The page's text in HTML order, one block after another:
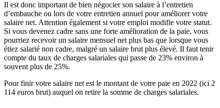
Il est donc important de bien négocier son salaire à l’entretien
d’embauche ou lors de votre entretien annuel pour améliorer votre
salaire net. Attention également si votre emploi modifie votre statut.
Si vous devenez cadre sans une forte amélioration de la paie, vous
pourriez recevoir un salaire mensuel net plus bas que lorsque vous
étiez salarié non cadre, malgré un salaire brut plus élevé. Il faut tenir
compte du taux de charges salariales qui passe de 23% environ à
souvent plus de 25%.
Pour finir votre salaire net est le montant de votre paie en 2022 (ici 2
114 euros brut) auquel on retire la somme de charges salariales.